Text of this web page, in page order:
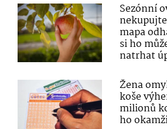
Sezónní
mapa
si ho
natrhat
Žena
koše
milionů
ho